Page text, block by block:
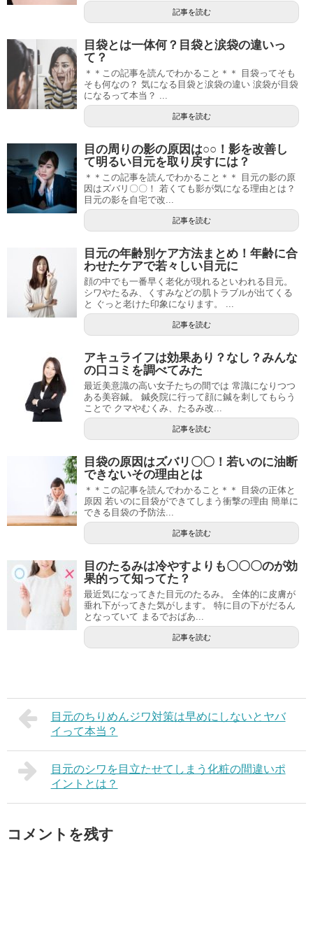
記事を読む
目袋とは一体何？目袋と涙袋の違いっ
て？
＊＊この記事を読んでわかること＊＊ 目袋ってそも
そも何なの？ 気になる目袋と涙袋の違い 涙袋が目袋
になるって本当？ ...
記事を読む
目の周りの影の原因は○○！影を改善し
て明るい目元を取り戻すには？
＊＊この記事を読んでわかること＊＊ 目元の影の原
因はズバリ〇〇！ 若くても影が気になる理由とは？
目元の影を自宅で改...
記事を読む
目元の年齢別ケア方法まとめ！年齢に合
わせたケアで若々しい目元に
顔の中でも一番早く老化が現れるといわれる目元。
シワやたるみ、くすみなどの肌トラブルが出てくる
と ぐっと老けた印象になります。 ...
記事を読む
アキュライフは効果あり？なし？みんな
の口コミを調べてみた
最近美意識の高い女子たちの間では 常識になりつつ
ある美容鍼。 鍼灸院に行って顔に鍼を刺してもらう
ことで クマやむくみ、たるみ改...
記事を読む
目袋の原因はズバリ〇〇！若いのに油断
できないその理由とは
＊＊この記事を読んでわかること＊＊ 目袋の正体と
原因 若いのに目袋ができてしまう衝撃の理由 簡単に
できる目袋の予防法...
記事を読む
目のたるみは冷やすよりも〇〇〇のが効
果的って知ってた？
最近気になってきた目元のたるみ。 全体的に皮膚が
垂れ下がってきた気がします。 特に目の下がだるん
となっていて まるでおばあ...
記事を読む
目元のちりめんジワ対策は早めにしないとヤバ
イって本当？
目元のシワを目立たせてしまう化粧の間違いポ
イントとは？
コメントを残す